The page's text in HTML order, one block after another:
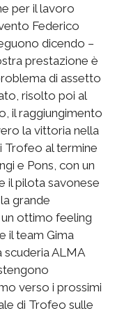
per il lavoro
Federico
dicendo –
prestazione è
di assetto
risolto poi al
il raggiungimento
la vittoria nella
Trofeo al termine
e Pons, con un
il pilota savonese
grande
ottimo feeling
il team Gima
scuderia ALMA
verso i prossimi
di Trofeo sulle